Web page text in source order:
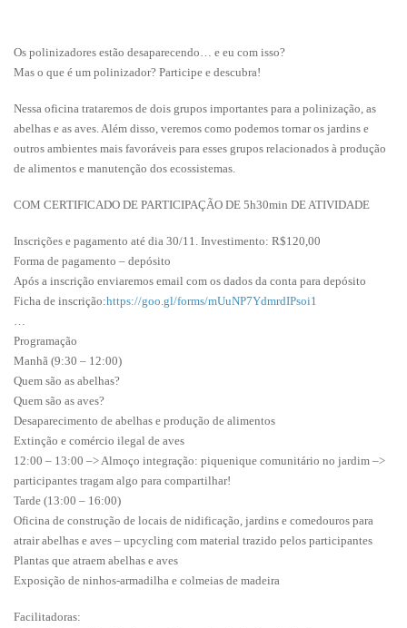
Os polinizadores estão desaparecendo… e eu com isso?
Mas o que é um polinizador? Participe e descubra!
Nessa oficina trataremos de dois grupos importantes para a polinização, as
abelhas e as aves. Além disso, veremos como podemos tornar os jardins e
outros ambientes mais favoráveis para esses grupos relacionados à produção
de alimentos e manutenção dos ecossistemas.
COM CERTIFICADO DE PARTICIPAÇÃO DE 5h30min DE ATIVIDADE
Inscrições e pagamento até dia 30/11. Investimento: R$120,00
Forma de pagamento – depósito
Após a inscrição enviaremos email com os dados da conta para depósito
Ficha de inscrição:https://goo.gl/forms/mUuNP7YdmrdIPsoi1
…
Programação
Manhã (9:30 – 12:00)
Quem são as abelhas?
Quem são as aves?
Desaparecimento de abelhas e produção de alimentos
Extinção e comércio ilegal de aves
12:00 – 13:00 –> Almoço integração: piquenique comunitário no jardim –>
participantes tragam algo para compartilhar!
Tarde (13:00 – 16:00)
Oficina de construção de locais de nidificação, jardins e comedouros para
atrair abelhas e aves – upcycling com material trazido pelos participantes
Plantas que atraem abelhas e aves
Exposição de ninhos-armadilha e colmeias de madeira
Facilitadoras: